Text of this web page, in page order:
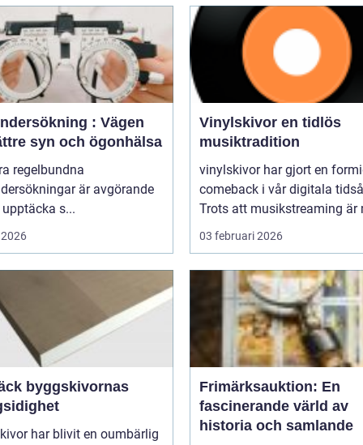
: Vägen
syn och ögonhälsa
regelbundna
är avgörande
s...
Vinylskivor en tidlös
musiktradition
vinylskivor har gjort en
comeback i vår digitala
Trots att musikstreaming är
03 februari 2026
byggskivornas
har blivit en oumbärlig
Frimärksauktion: En
fascinerande värld av
historia och samlande